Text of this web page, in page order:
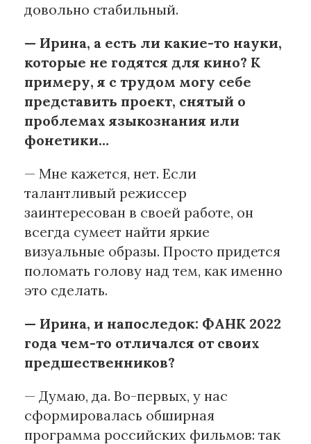
довольно стабильный.
— Ирина, а есть ли какие-то науки,
которые не годятся для кино? К
примеру, я с трудом могу себе
представить проект, снятый о
проблемах языкознания или
фонетики…
— Мне кажется, нет. Если
талантливый режиссер
заинтересован в своей работе, он
всегда сумеет найти яркие
визуальные образы. Просто придется
поломать голову над тем, как именно
это сделать.
— Ирина, и напоследок: ФАНК 2022
года чем-то отличался от своих
предшественников?
— Думаю, да. Во-первых, у нас
сформировалась обширная
программа российских фильмов: так